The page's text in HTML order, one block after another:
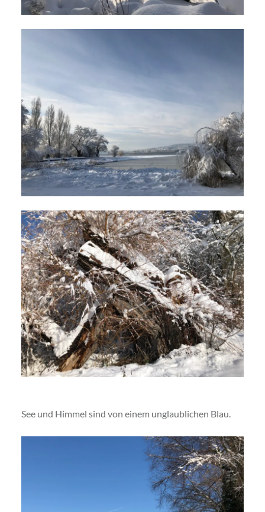
See und Himmel sind von einem unglaublichen Blau.